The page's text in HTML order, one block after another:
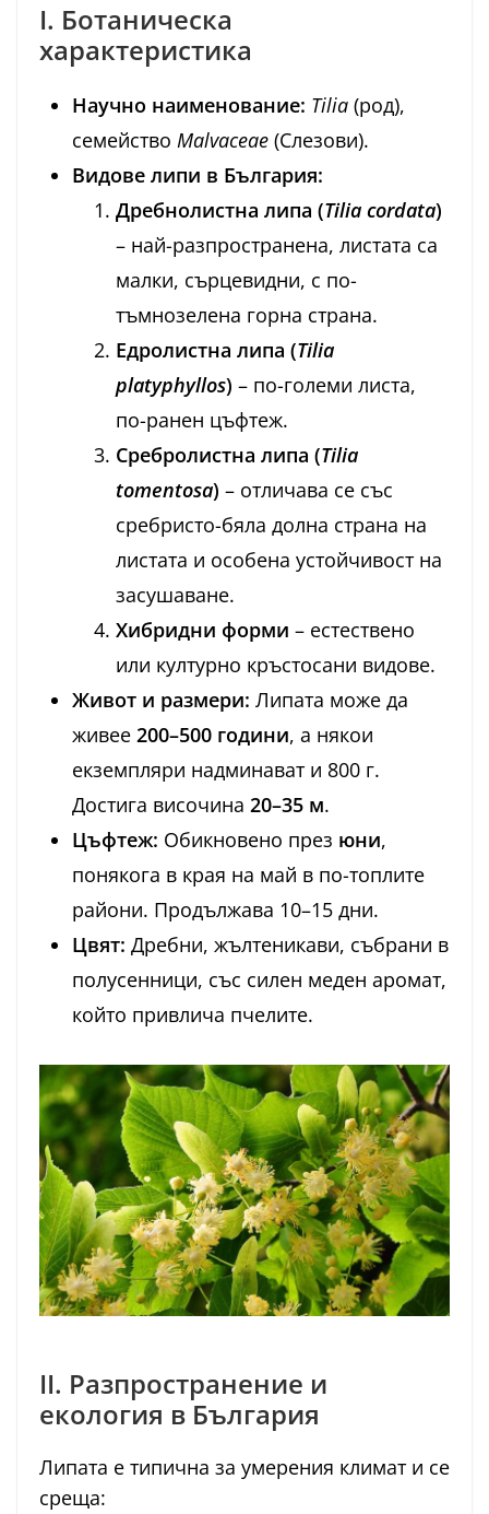
I. Ботаническа
характеристика
Научно наименование: Tilia (род),
семейство Malvaceae (Слезови).
Видове липи в България:
Дребнолистна липа (Tilia cordata)
– най-разпространена, листата са
малки, сърцевидни, с по-
тъмнозелена горна страна.
Едролистна липа (Tilia
platyphyllos) – по-големи листа,
по-ранен цъфтеж.
Сребролистна липа (Tilia
tomentosa) – отличава се със
сребристо-бяла долна страна на
листата и особена устойчивост на
засушаване.
Хибридни форми – естествено
или културно кръстосани видове.
Живот и размери: Липата може да
живее 200–500 години, а някои
екземпляри надминават и 800 г.
Достига височина 20–35 м.
Цъфтеж: Обикновено през юни,
понякога в края на май в по-топлите
райони. Продължава 10–15 дни.
Цвят: Дребни, жълтеникави, събрани в
полусенници, със силен меден аромат,
който привлича пчелите.
II. Разпространение и
екология в България
Липата е типична за умерения климат и се
среща: